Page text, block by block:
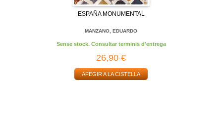
ESPAÑA MONUMENTAL
MANZANO, EDUARDO
Sense stock. Consultar terminis d'entrega
26,90 €
AFEGIR A LA CISTELLA